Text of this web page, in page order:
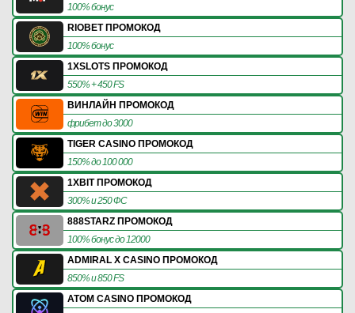
100% бонус
RIOBET ПРОМОКОД
100% бонус
1XSLOTS ПРОМОКОД
550% + 450 FS
ВИНЛАЙН ПРОМОКОД
фрибет до 3000
TIGER CASINO ПРОМОКОД
150% до 100 000
1XBIT ПРОМОКОД
300% и 250 ФС
888STARZ ПРОМОКОД
100% бонус до 12000
ADMIRAL X CASINO ПРОМОКОД
850% и 850 FS
ATOM CASINO ПРОМОКОД